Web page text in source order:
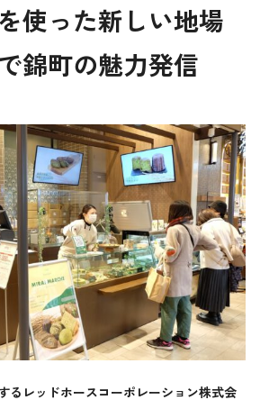
使った新しい地場
錦町の魅力発信
るレッドホースコーポレーション株式会